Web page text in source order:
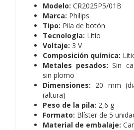
Modelo: CR2025P5/01B
Marca: Philips
Tipo: Pila de botón
Tecnología: Litio
Voltaje: 3 V
Composición química:
Metales pesados: Sin
sin plomo
Dimensiones: 20 mm
(altura)
Peso de la pila: 2,6 g
Formato: Blíster de 5
Material de embalaje: